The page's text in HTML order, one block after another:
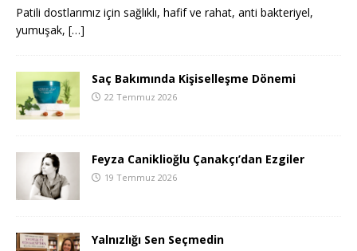
Patili dostlarımız için sağlıklı, hafif ve rahat, anti bakteriyel,
yumuşak, […]
Saç Bakımında Kişiselleşme Dönemi
22 Temmuz 2026
Feyza Caniklioğlu Çanakçı’dan Ezgiler
19 Temmuz 2026
Yalnızlığı Sen Seçmedin